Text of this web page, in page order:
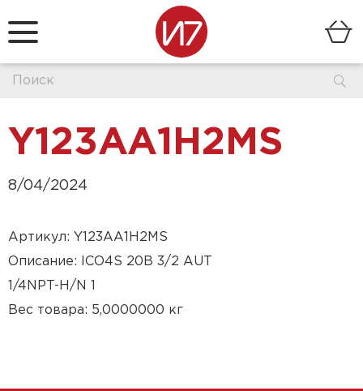
Y123AA1H2MS
8/04/2024
Артикул: Y123AA1H2MS
Описание: ICO4S 20B 3/2 AUT
1/4NPT-H/N 1
Вес товара: 5,0000000 кг